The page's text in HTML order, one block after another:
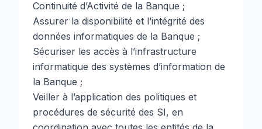
Continuité d’Activité de la Banque ;
Assurer la disponibilité et l’intégrité des
données informatiques de la Banque ;
Sécuriser les accès à l’infrastructure
informatique des systèmes d’information de
la Banque ;
Veiller à l’application des politiques et
procédures de sécurité des SI, en